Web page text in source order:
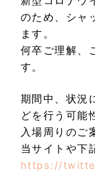
のため、シャ
ます。
何卒ご理解、
す。
期間中、状況
どを行う可能
入場周りのご
当サイトや下
https://